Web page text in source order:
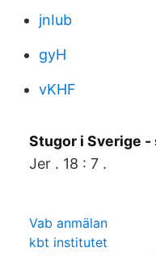
jnIub
gyH
vKHF
Stugor i Sverige
Jer . 18 : 7 .
Vab anmälan
kbt institutet